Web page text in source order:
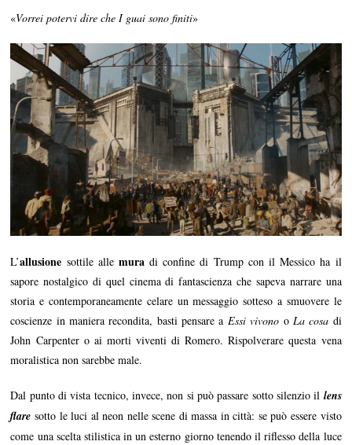
«Vorrei potervi dire che I guai sono finiti»
L’allusione sottile alle muradi confine di Trump con il Messico ha il
sapore nostalgico di quel cinema di fantascienza che sapeva narrare una
storia e contemporaneamente celare un messaggio sotteso a smuovere le
coscienze in maniera recondita, basti pensare a Essi vivono o La cosa di
John Carpenter o ai morti viventi di Romero. Rispolverare questa vena
moralistica non sarebbe male.
Dal punto di vista tecnico, invece, non si può passare sotto silenzio il lens
flare sotto le luci al neon nelle scene di massa in città: se può essere visto
come una scelta stilistica in un esterno giorno tenendo il riflesso della luce